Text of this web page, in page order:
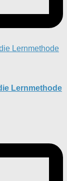
Lernmethode